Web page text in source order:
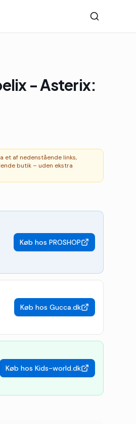
- Asterix:
et af nedenstående links,
butik – uden ekstra
Køb hos PROSHOP
Køb hos Gucca.dk
Køb hos Kids-world.dk